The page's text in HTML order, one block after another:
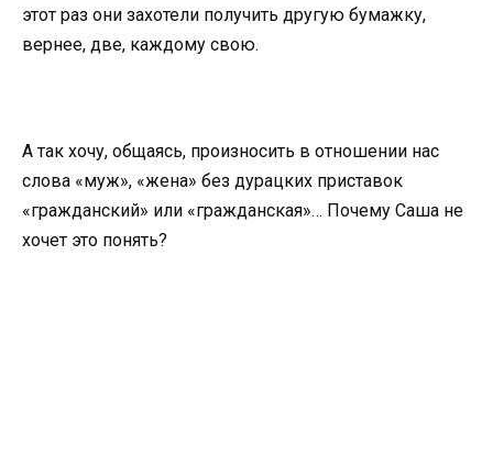
этот раз они захотели получить другую бумажку,
вернее, две, каждому свою.
А так хочу, общаясь, произносить в отношении нас
слова «муж», «жена» без дурацких приставок
«гражданский» или «гражданская»… Почему Саша не
хочет это понять?